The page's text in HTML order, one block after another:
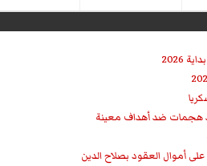
هجمات ضد أهداف معينة
أموال العقود بصلاح الدين